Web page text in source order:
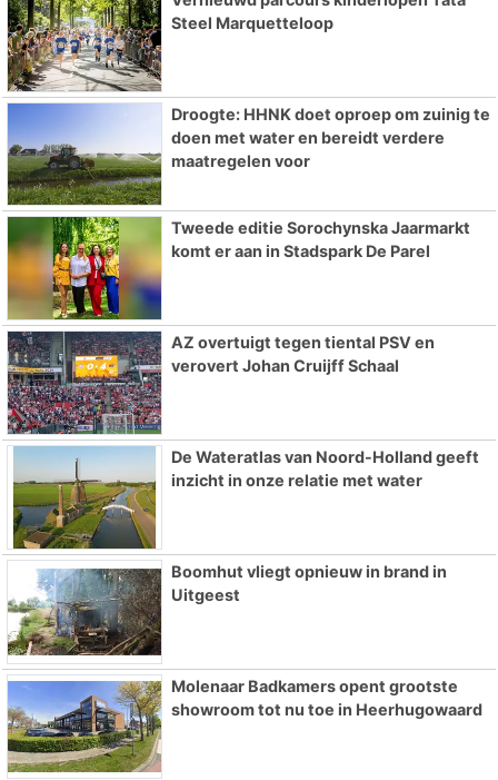
Steel Marquetteloop
Droogte: HHNK doet oproep om zuinig te
doen met water en bereidt verdere
maatregelen voor
Tweede editie Sorochynska Jaarmarkt
komt er aan in Stadspark De Parel
AZ overtuigt tegen tiental PSV en
verovert Johan Cruijff Schaal
De Wateratlas van Noord-Holland geeft
inzicht in onze relatie met water
Boomhut vliegt opnieuw in brand in
Uitgeest
Molenaar Badkamers opent grootste
showroom tot nu toe in Heerhugowaard